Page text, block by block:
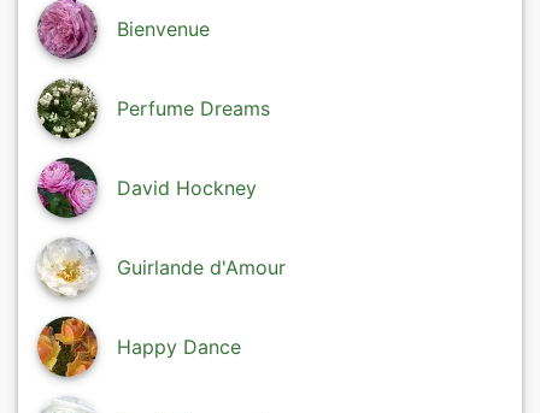
Bienvenue
Perfume Dreams
David Hockney
Guirlande d'Amour
Happy Dance